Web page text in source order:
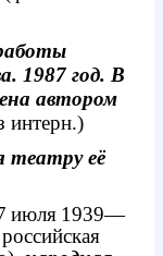
1987 год. В
автором
интерн.)
театру её
июля 1939—